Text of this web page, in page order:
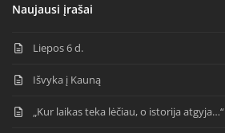
Naujausi įrašai
Liepos 6 d.
Išvyka į Kauną
„Kur laikas teka lėčiau, o istorija atgyja…“